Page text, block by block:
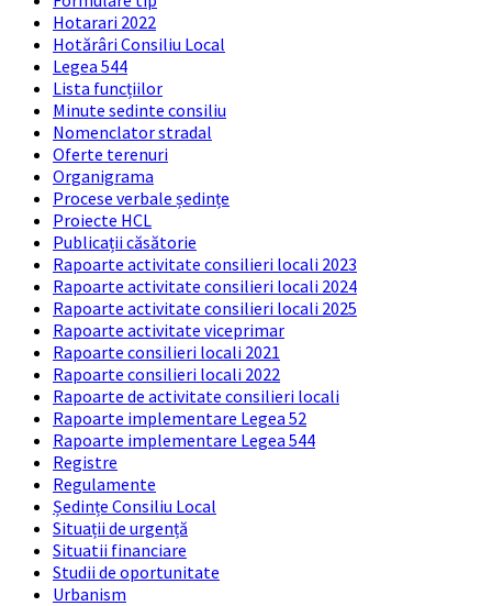
Hotarari 2022
Hotărâri Consiliu Local
Legea 544
Lista funcțiilor
Minute sedinte consiliu
Nomenclator stradal
Oferte terenuri
Organigrama
Procese verbale ședințe
Proiecte HCL
Publicații căsătorie
Rapoarte activitate consilieri locali 2023
Rapoarte activitate consilieri locali 2024
Rapoarte activitate consilieri locali 2025
Rapoarte activitate viceprimar
Rapoarte consilieri locali 2021
Rapoarte consilieri locali 2022
Rapoarte de activitate consilieri locali
Rapoarte implementare Legea 52
Rapoarte implementare Legea 544
Registre
Regulamente
Ședințe Consiliu Local
Situații de urgență
Situatii financiare
Studii de oportunitate
Urbanism